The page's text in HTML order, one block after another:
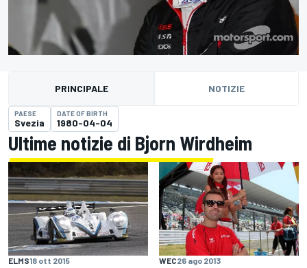
PRINCIPALE NOTIZIE
PAESE
Svezia
DATE OF BIRTH
1980-04-04
Ultime notizie di Bjorn Wirdheim
ELMS18 ott 2015 WEC26 ago 2013